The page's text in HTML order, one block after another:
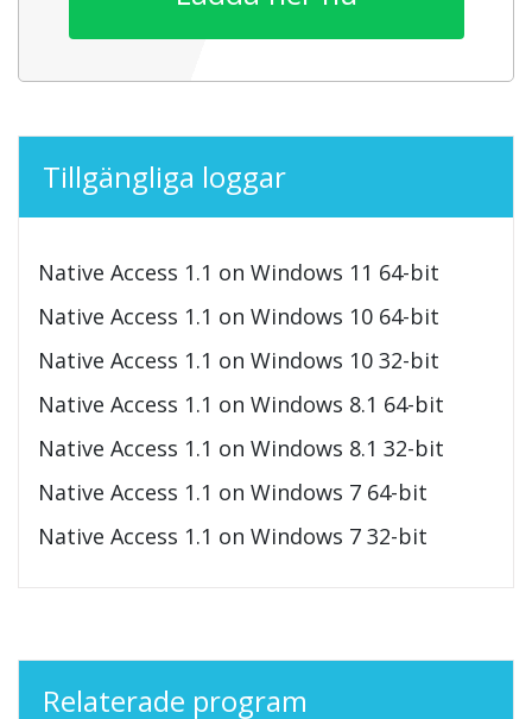
Tillgängliga loggar
Native Access 1.1 on Windows 11 64-bit
Native Access 1.1 on Windows 10 64-bit
Native Access 1.1 on Windows 10 32-bit
Native Access 1.1 on Windows 8.1 64-bit
Native Access 1.1 on Windows 8.1 32-bit
Native Access 1.1 on Windows 7 64-bit
Native Access 1.1 on Windows 7 32-bit
Relaterade program